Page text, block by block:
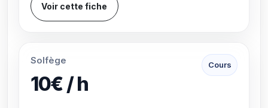
Voir cette fiche
Solfège
10€ / h
Cours